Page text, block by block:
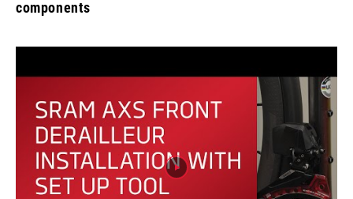
components